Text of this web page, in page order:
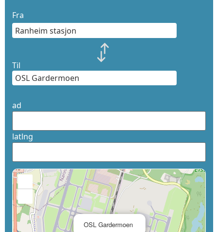
Fra
Til
ad
latlng
OSL Gardermoen